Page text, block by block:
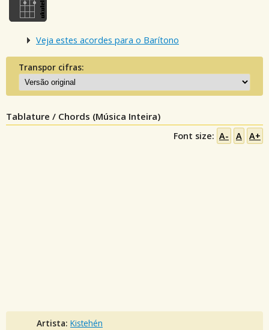
Veja estes acordes para o Barítono
Transpor cifras:
Tablature / Chords (Música Inteira)
Font size: A- A A+
Artista: Kistehén